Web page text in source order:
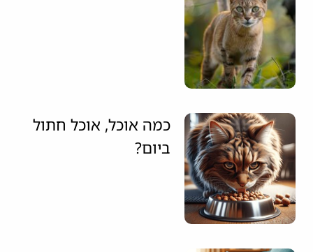
כמה אוכל, אוכל חתול
ביום?